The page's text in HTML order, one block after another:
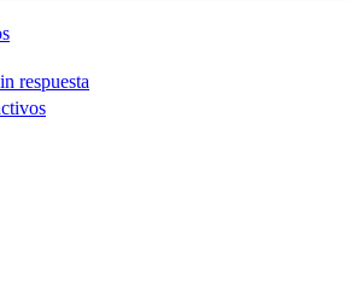
respuesta